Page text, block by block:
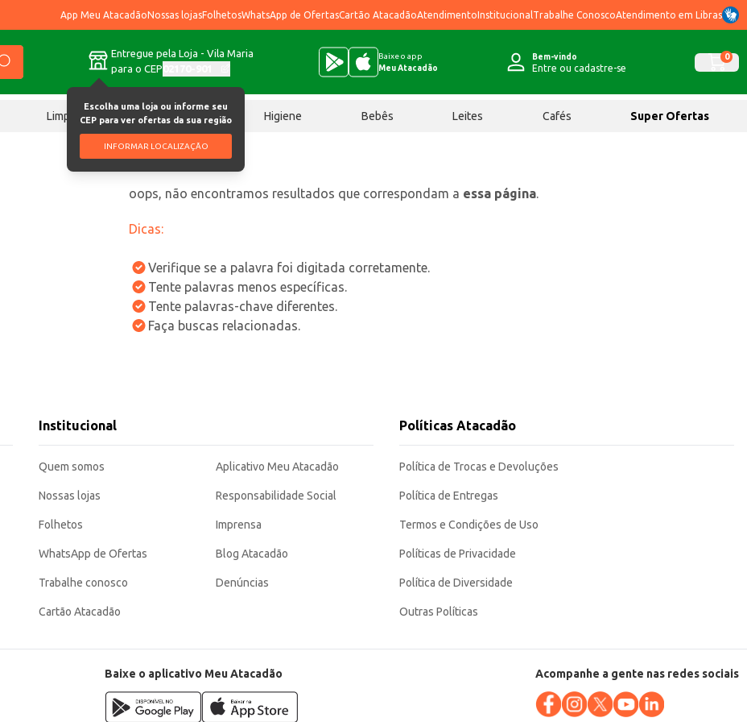
App Meu AtacadãoNossas lojasFolhetosWhatsApp de OfertasCartão AtacadãoAtendimentoInstitucional Trabalhe ConoscoAtendimento em Libras
Entregue pela Loja - Vila Maria
para o CEP
Escolha uma loja ou informe seu
CEP para ver ofertas da sua região
INFORMAR LOCALIZAÇÃO
Baixe o app
Meu Atacadão
Bem-vindo
Entre ou cadastre-se
0
Limpeza Chocolates Higiene Bebês Leites Cafés Super Ofertas
oops, não encontramos resultados que correspondam a essa página.
Dicas:
Verifique se a palavra foi digitada corretamente.
Tente palavras menos específicas.
Tente palavras-chave diferentes.
Faça buscas relacionadas.
Institucional
Quem somos
Nossas lojas
Folhetos
WhatsApp de Ofertas
Trabalhe conosco
Cartão Atacadão
Aplicativo Meu Atacadão
Responsabilidade Social
Imprensa
Blog Atacadão
Denúncias
Políticas Atacadão
Política de Trocas e Devoluções
Política de Entregas
Termos e Condições de Uso
Políticas de Privacidade
Política de Diversidade
Outras Políticas
Baixe o aplicativo Meu Atacadão Acompanhe a gente nas redes sociais